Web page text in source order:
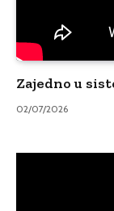
Zajedno u
02/07/2026